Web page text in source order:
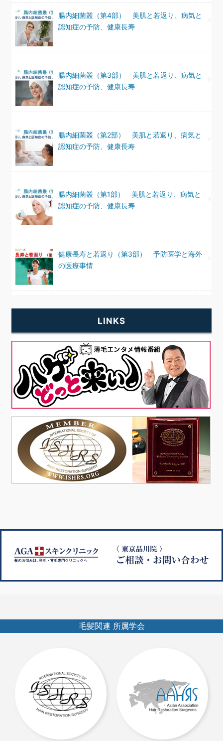
腸内細菌叢（第4部） 美肌と若返り、病気と
認知症の予防、健康長寿
腸内細菌叢（第3部） 美肌と若返り、病気と
認知症の予防、健康長寿
腸内細菌叢（第2部） 美肌と若返り、病気と
認知症の予防、健康長寿
腸内細菌叢（第1部） 美肌と若返り、病気と
認知症の予防、健康長寿
健康長寿と若返り（第3部） 予防医学と海外
の医療事情
LINKS
毛髪関連 所属学会